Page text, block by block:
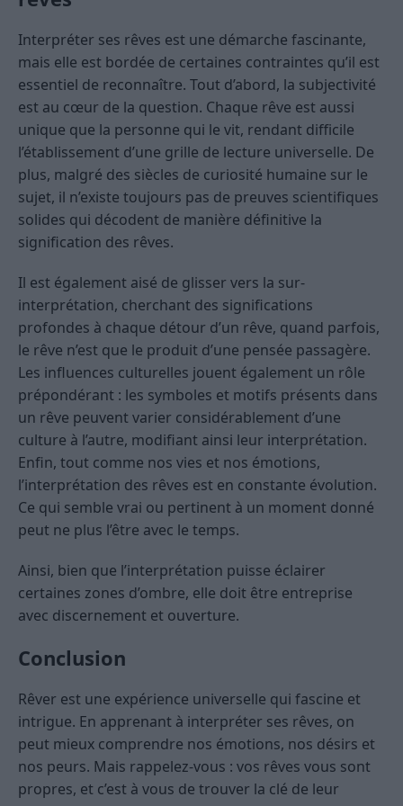
Interpréter ses rêves est une démarche fascinante,
mais elle est bordée de certaines contraintes qu’il est
essentiel de reconnaître. Tout d’abord, la subjectivité
est au cœur de la question. Chaque rêve est aussi
unique que la personne qui le vit, rendant difficile
l’établissement d’une grille de lecture universelle. De
plus, malgré des siècles de curiosité humaine sur le
sujet, il n’existe toujours pas de preuves scientifiques
solides qui décodent de manière définitive la
signification des rêves.
Il est également aisé de glisser vers la sur-
interprétation, cherchant des significations
profondes à chaque détour d’un rêve, quand parfois,
le rêve n’est que le produit d’une pensée passagère.
Les influences culturelles jouent également un rôle
prépondérant : les symboles et motifs présents dans
un rêve peuvent varier considérablement d’une
culture à l’autre, modifiant ainsi leur interprétation.
Enfin, tout comme nos vies et nos émotions,
l’interprétation des rêves est en constante évolution.
Ce qui semble vrai ou pertinent à un moment donné
peut ne plus l’être avec le temps.
Ainsi, bien que l’interprétation puisse éclairer
certaines zones d’ombre, elle doit être entreprise
avec discernement et ouverture.
Conclusion
Rêver est une expérience universelle qui fascine et
intrigue. En apprenant à interpréter ses rêves, on
peut mieux comprendre nos émotions, nos désirs et
nos peurs. Mais rappelez-vous : vos rêves vous sont
propres, et c’est à vous de trouver la clé de leur